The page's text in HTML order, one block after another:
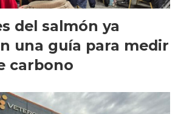
del salmón ya
una guía para medir
carbono